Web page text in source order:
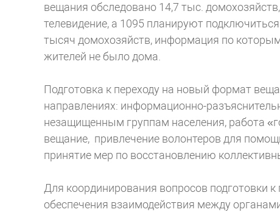
вещания обследовано 14,7 тыс.
телевидение, а 1095 планируют
тысяч домохозяйств, информация по
жителей не было дома.
Подготовка к переходу на новый формат
направлениях: информационно-
незащищенным группам населения, работа
вещание, привлечение волонтеров для
принятие мер по восстановлению
Для координирования вопросов подготовки
обеспечения взаимодействия между